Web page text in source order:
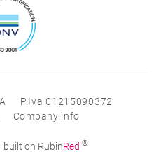
P.Iva 01215090372
Company info
built on RubinRed ®